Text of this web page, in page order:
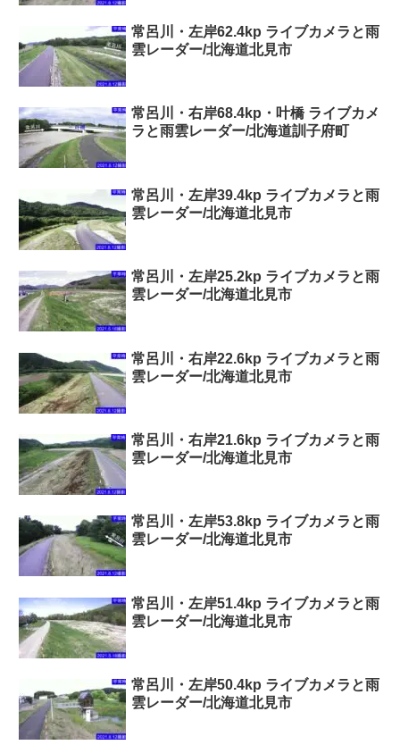
常呂川・左岸62.4kp ライブカメラと雨
雲レーダー/北海道北見市
常呂川・右岸68.4kp・叶橋 ライブカメ
ラと雨雲レーダー/北海道訓子府町
常呂川・左岸39.4kp ライブカメラと雨
雲レーダー/北海道北見市
常呂川・左岸25.2kp ライブカメラと雨
雲レーダー/北海道北見市
常呂川・右岸22.6kp ライブカメラと雨
雲レーダー/北海道北見市
常呂川・右岸21.6kp ライブカメラと雨
雲レーダー/北海道北見市
常呂川・左岸53.8kp ライブカメラと雨
雲レーダー/北海道北見市
常呂川・左岸51.4kp ライブカメラと雨
雲レーダー/北海道北見市
常呂川・左岸50.4kp ライブカメラと雨
雲レーダー/北海道北見市